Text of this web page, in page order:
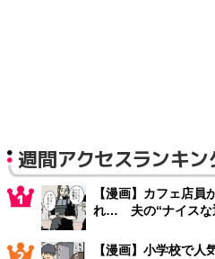
週間アクセスランキン
【漫画】カフェ店
れ… 夫の“ナイスな
【漫画】小学校で